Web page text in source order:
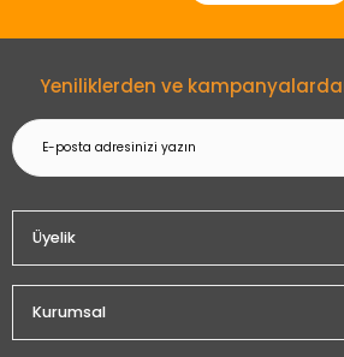
Yeniliklerden ve
Üyelik
Kurumsal